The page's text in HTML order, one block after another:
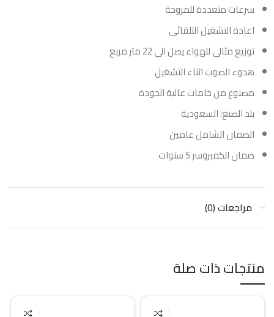
سرعات متعددة للمروحة
اعادة التشغيل التلقائى
توزيع مثالى للهواء يصل الى 22 متر مربع
هدوء الصوت اثناء التشغيل
مصنوع من خامات عالية الجودة
بلد الصنع: السعودية
الضمان الشامل عامين
ضمان الكمبروسر 5 سنوات
مراجعات (0)
منتجات ذات صلة